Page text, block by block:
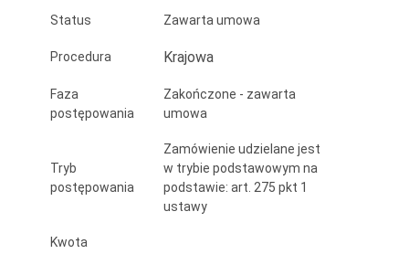
Grzegorzowicach
Status Zawarta umowa
Procedura Krajowa
Faza
postępowania
Zakończone - zawarta
umowa
Tryb
postępowania
Zamówienie udzielane jest
w trybie podstawowym na
podstawie: art. 275 pkt 1
ustawy
Kwota